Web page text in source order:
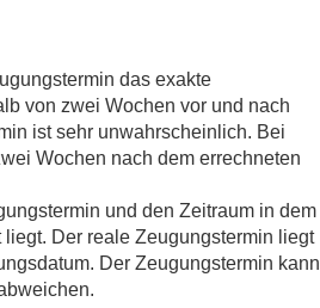
das exakte
von zwei Wochen vor und nach
ist sehr unwahrscheinlich. Bei
Wochen nach dem errechneten
und den Zeitraum in dem
Der reale Zeugungstermin liegt
Der Zeugungstermin kann